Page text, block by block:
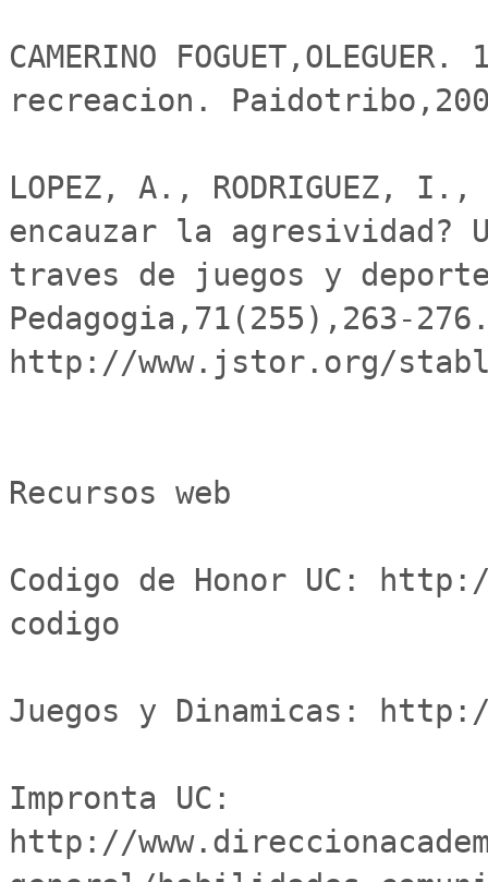
CAMERINO
recreacion.
LOPEZ, A., RODRIGUEZ, I.,
encauzar la agresividad?
traves de juegos y
Pedagogia,71(255),263-
http://www.jstor.org/
Recursos web
Codigo de Honor UC:
codigo
Juegos y Dinamicas:
Impronta UC:
http://